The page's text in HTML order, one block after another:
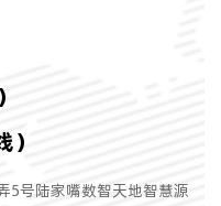
5号陆家嘴数智天地智慧源